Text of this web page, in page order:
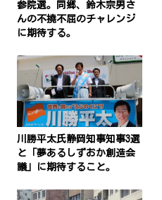
参院選。同郷、鈴木宗男さ
んの不撓不屈のチャレンジ
に期待する。
川勝平太氏静岡知事知事3選
と「夢あるしずおか創造会
議」に期待すること。